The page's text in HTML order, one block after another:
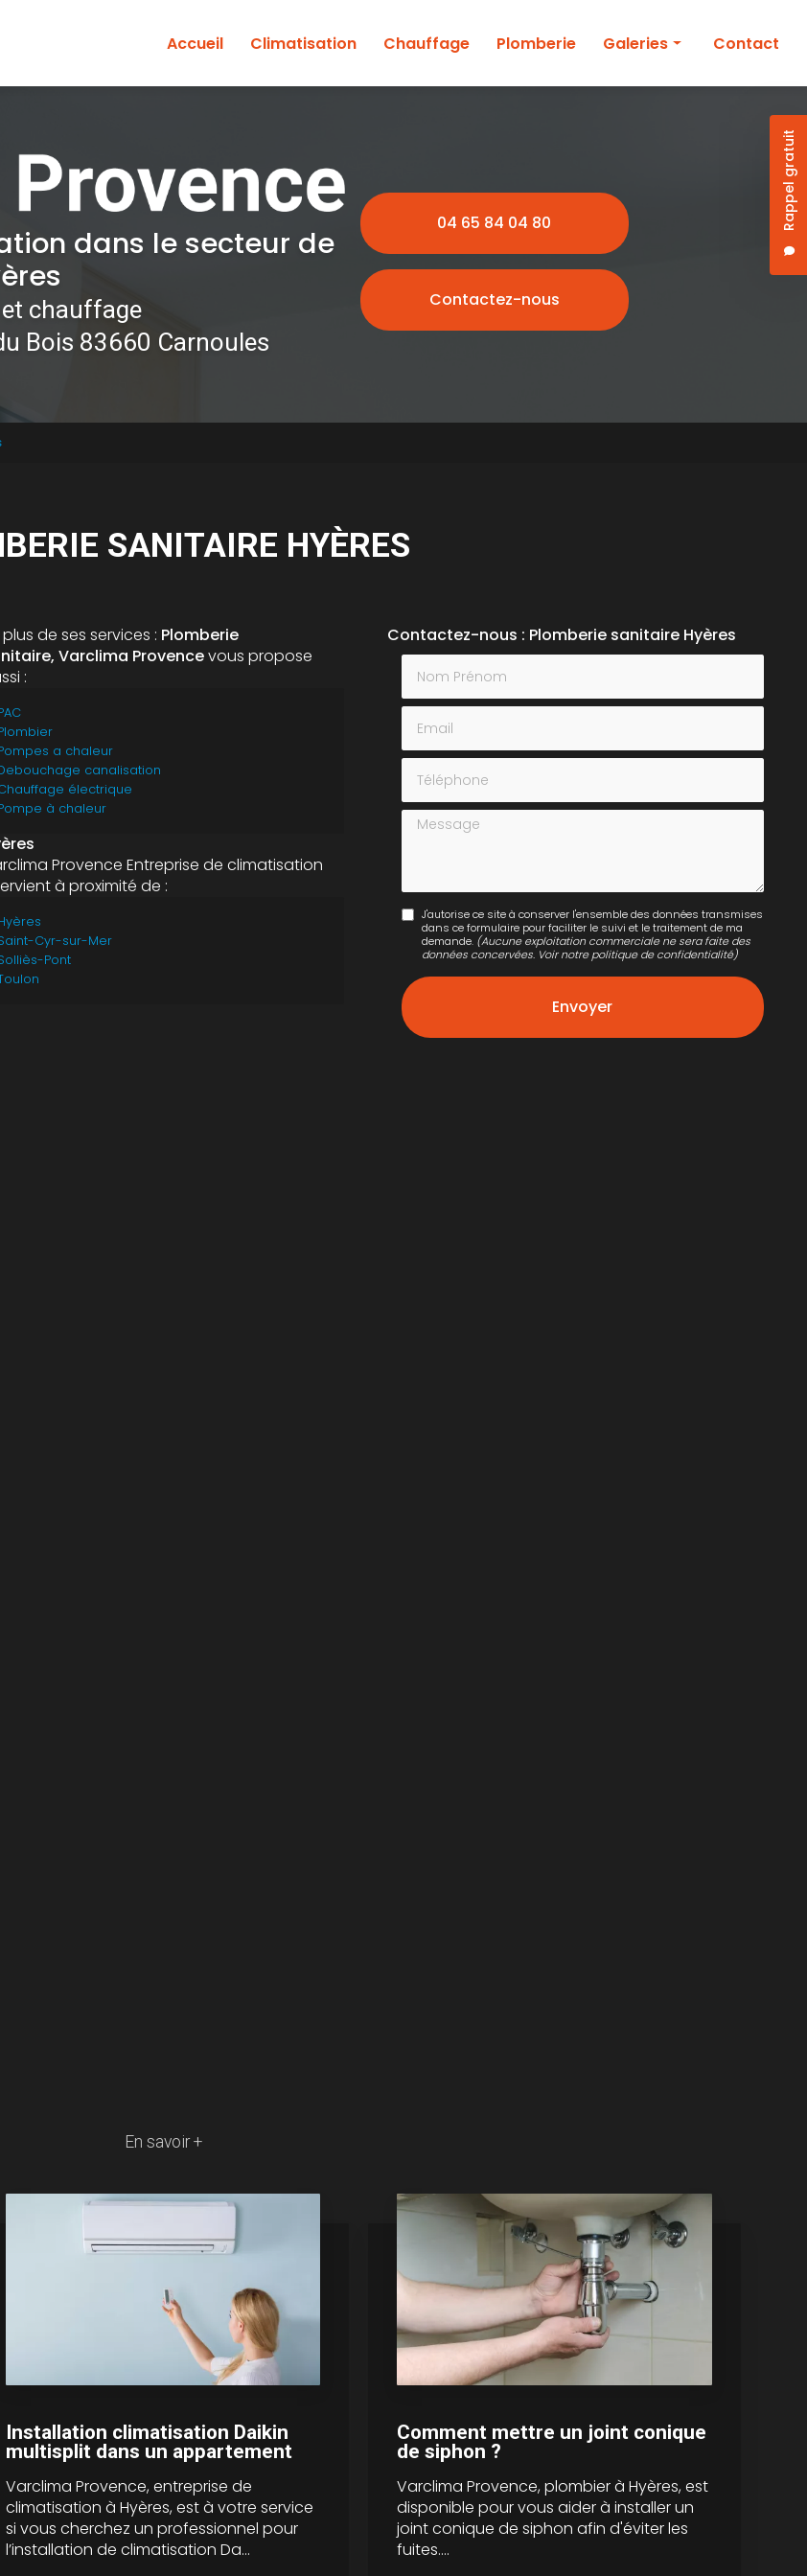
Rappel gratuit
Accueil
Climatisation Chauffage Plomberie Galeries Contact
dans le secteur de
chauffage
Bois 83660 Carnoules
04 65 84 04 80
Contactez-nous
SANITAIRE HYÈRES
plus de ses services : Plomberie
Varclima Provencevous propose
:
a chaleur
canalisation
électrique
à chaleur
Provence Entreprise de climatisation
à proximité de :
Cyr-sur-Mer
Pont
Contactez-nous : Plomberie sanitaire Hyères
Nom Prénom
Email
Téléphone
Message
J'autorise ce site à conserver l'ensemble des données transmises
dans ce formulaire pour faciliter le suivi et le traitement de ma
demande. (Aucune exploitation commerciale ne sera faite des
données concervées. Voir notrepolitique de confidentialité)
En savoir +
Installation climatisation Daikin
multisplit dans un appartement
Varclima Provence, entreprise de
climatisation à Hyères, est à votre service
si vous cherchez un professionnel pour
l’installation de climatisation Da...
Comment mettre un joint conique
de siphon ?
Varclima Provence, plombier à Hyères, est
disponible pour vous aider à installer un
joint conique de siphon afin d'éviter les
fuites....